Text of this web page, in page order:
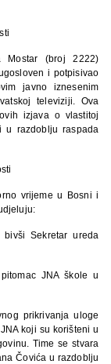
Mostar (broj 2222)
i potpisivao
javno iznesenim
televiziji. Ova
izjava o vlastitoj
u razdoblju raspada
vrijeme u Bosni i
Sekretar ureda
JNA škole u
prikrivanja uloge
koji su korišteni u
Time se stvara
Čovića u razdoblju